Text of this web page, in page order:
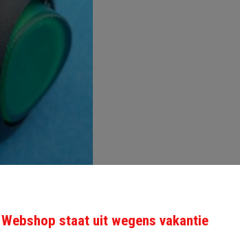
Webshop staat uit wegens vakantie